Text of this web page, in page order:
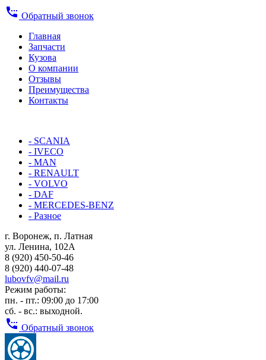
settings_phone Обратный звонок
Главная
Запчасти
Кузова
О компании
Отзывы
Преимущества
Контакты
- SCANIA
- IVECO
- MAN
- RENAULT
- VOLVO
- DAF
- MERCEDES-BENZ
- Разное
г. Воронеж, п. Латная
ул. Ленина, 102А
8 (920) 450-50-46
8 (920) 440-07-48
lubovfv@mail.ru
Режим работы:
пн. - пт.: 09:00 до 17:00
сб. - вс.: выходной.
settings_phone Обратный звонок